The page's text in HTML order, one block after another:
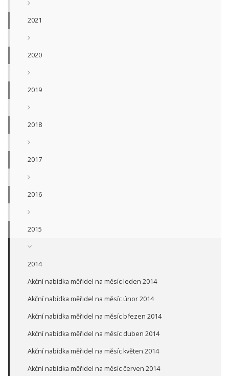
2021
2020
2019
2018
2017
2016
2015
2014
Akční nabídka měřidel na měsíc leden 2014
Akční nabídka měřidel na měsíc únor 2014
Akční nabídka měřidel na měsíc březen 2014
Akční nabídka měřidel na měsíc duben 2014
Akční nabídka měřidel na měsíc květen 2014
Akční nabídka měřidel na měsíc červen 2014